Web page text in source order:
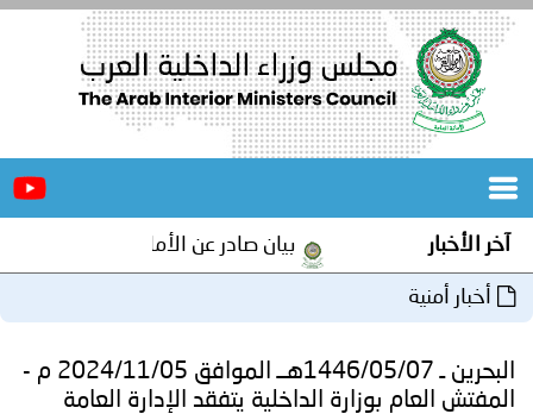
الرئيسية
المكاتب
المجلس
مؤتمرات
آخر الأخبار بيان صادر عن الأمانة العامة لمجلس
أخبار أمنية
البحرين ـ 1446/05/07هــ الموافق 2024/11/05 م -
المفتش العام بوزارة الداخلية يتفقد الإدارة العامة